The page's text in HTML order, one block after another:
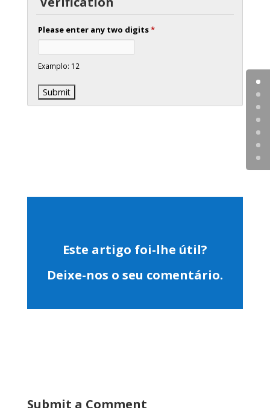
Please enter any two digits*
Examplo: 12
Este artigo foi-lhe útil?
Deixe-nos o seu comentário.
Submit a Comment